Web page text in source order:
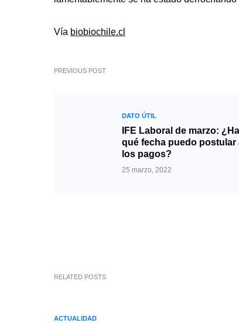
Vía biobiochile.cl
PREVIOUS POST
DATO ÚTIL
IFE Laboral de marzo:
qué fecha puedo postular
los pagos?
25 marzo, 2022
RELATED POSTS
ACTUALIDAD